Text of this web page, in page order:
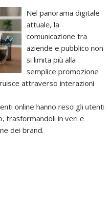
Nel panorama digitale
attuale, la
comunicazione tra
aziende e pubblico non
si limita più alla
semplice promozione
attraverso interazioni
online hanno reso gli utenti
trasformandoli in veri e
dei brand.